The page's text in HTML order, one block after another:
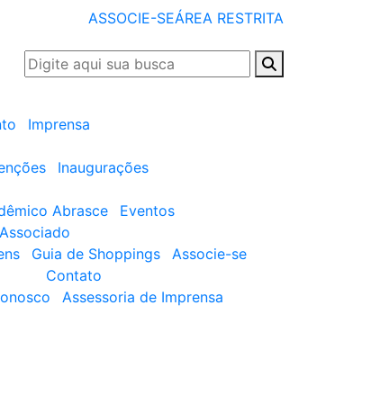
ASSOCIE-SEÁREA RESTRITA
Imprensa
Inaugurações
Abrasce
Eventos
Guia de Shoppings
Associe-se
Contato
Assessoria de Imprensa